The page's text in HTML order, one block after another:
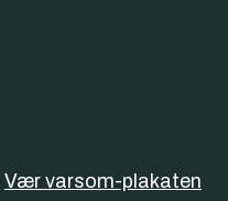
Vær varsom-plakaten